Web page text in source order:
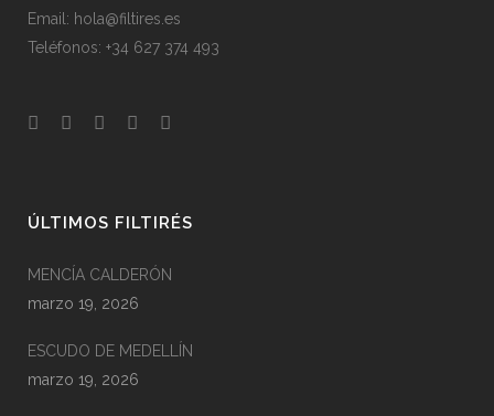
Email: hola@filtires.es
Teléfonos: +34 627 374 493
ÚLTIMOS FILTIRÉS
MENCÍA CALDERÓN
marzo 19, 2026
ESCUDO DE MEDELLÍN
marzo 19, 2026